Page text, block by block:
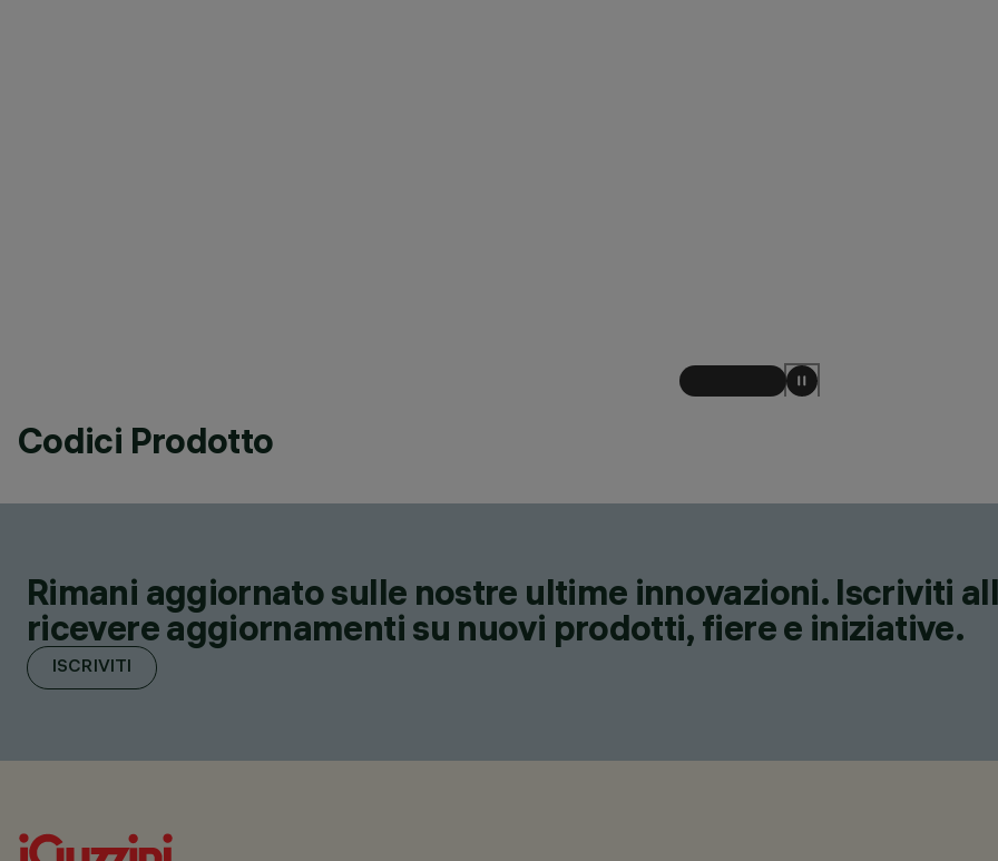
Codici Prodotto
Rimani aggiornato sulle nostre ultime innovazioni. Iscriviti
ricevere aggiornamenti su nuovi prodotti, fiere e iniziative.
ISCRIVITI